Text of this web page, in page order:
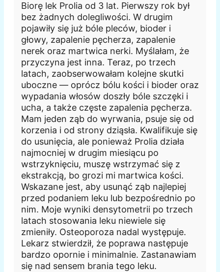
Biorę lek Prolia od 3 lat. Pierwszy rok był
bez żadnych dolegliwości. W drugim
pojawiły się już bóle pleców, bioder i
głowy, zapalenie pęcherza, zapalenie
nerek oraz martwica nerki. Myślałam, że
przyczyna jest inna. Teraz, po trzech
latach, zaobserwowałam kolejne skutki
uboczne — oprócz bólu kości i bioder oraz
wypadania włosów doszły bóle szczęki i
ucha, a także częste zapalenia pęcherza.
Mam jeden ząb do wyrwania, psuje się od
korzenia i od strony dziąsła. Kwalifikuje się
do usunięcia, ale ponieważ Prolia działa
najmocniej w drugim miesiącu po
wstrzyknięciu, muszę wstrzymać się z
ekstrakcją, bo grozi mi martwica kości.
Wskazane jest, aby usunąć ząb najlepiej
przed podaniem leku lub bezpośrednio po
nim. Moje wyniki densytometrii po trzech
latach stosowania leku niewiele się
zmieniły. Osteoporoza nadal występuje.
Lekarz stwierdził, że poprawa następuje
bardzo opornie i minimalnie. Zastanawiam
się nad sensem brania tego leku.